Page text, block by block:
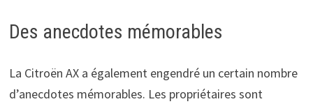
Des anecdotes mémorables
La Citroën AX a également engendré un certain nombre
d’anecdotes mémorables. Les propriétaires sont